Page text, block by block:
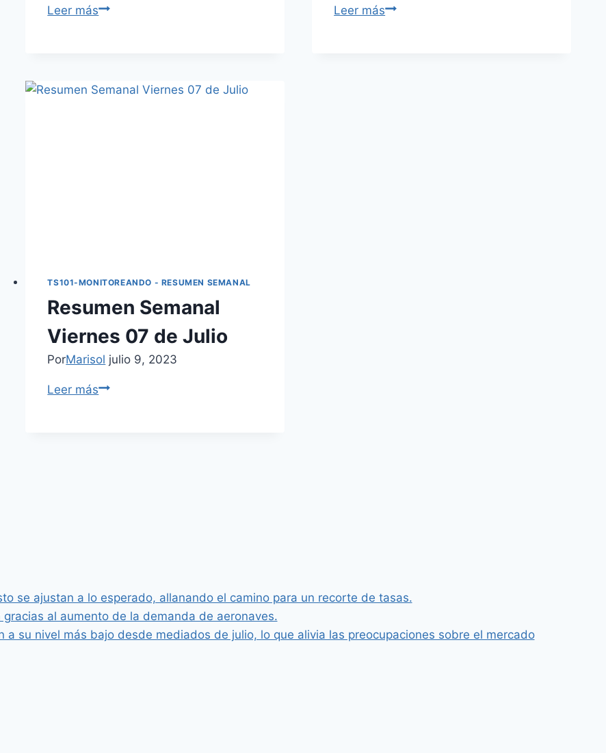
Leer más Leer más
TS101-MONITOREANDO - RESUMEN SEMANAL
Resumen Semanal
Viernes 07 de Julio
PorMarisol julio 9, 2023
Leer más
se ajustan a lo esperado, allanando el camino para un recorte de tasas.
al aumento de la demanda de aeronaves.
su nivel más bajo desde mediados de julio, lo que alivia las preocupaciones sobre el mercado